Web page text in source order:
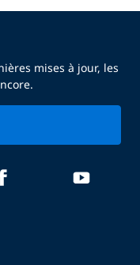
mises à jour, les